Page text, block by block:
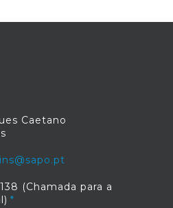
Caetano
(Chamada para a